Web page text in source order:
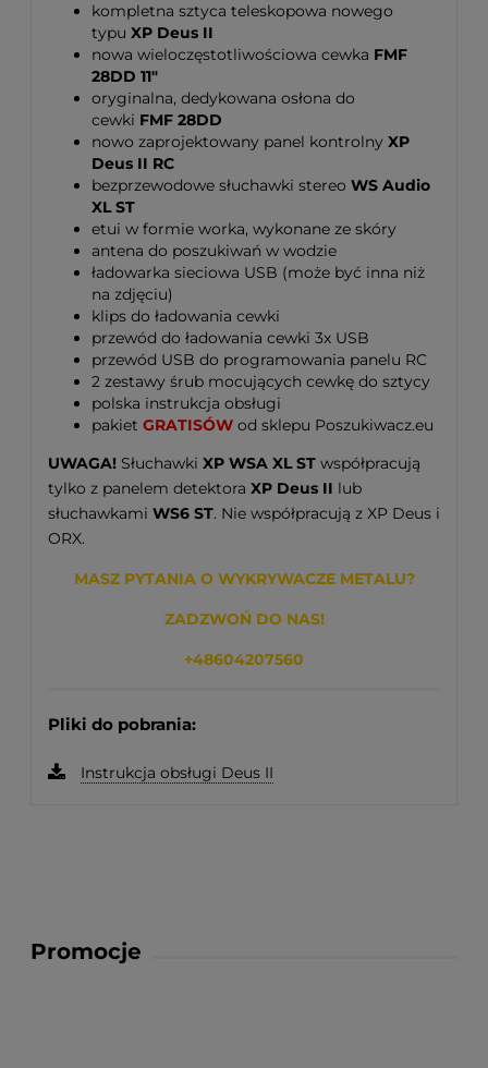
kompletna sztyca teleskopowa nowego
typu XP Deus II
nowa wieloczęstotliwościowa cewka FMF
28DD 11"
oryginalna, dedykowana osłona do
cewki FMF 28DD
nowo zaprojektowany panel kontrolny XP
Deus II RC
bezprzewodowe słuchawki stereo WS Audio
XL ST
etui w formie worka, wykonane ze skóry
antena do poszukiwań w wodzie
ładowarka sieciowa USB (może być inna niż
na zdjęciu)
klips do ładowania cewki
przewód do ładowania cewki 3x USB
przewód USB do programowania panelu RC
2 zestawy śrub mocujących cewkę do sztycy
polska instrukcja obsługi
pakiet GRATISÓW od sklepu Poszukiwacz.eu
UWAGA! Słuchawki XP WSA XL ST współpracują
tylko z panelem detektora XP Deus II lub
słuchawkami WS6 ST. Nie współpracują z XP Deus i
ORX.
MASZ PYTANIA O WYKRYWACZE METALU?
ZADZWOŃ DO NAS!
+48604207560
Pliki do pobrania:
Instrukcja obsługi Deus II
Promocje